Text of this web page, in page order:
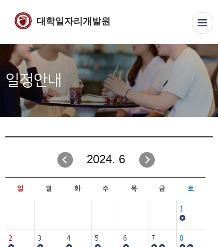
대학일자리개발원
일정안내
2024. 6
일 월 화 수 목 금 토
1
2 3 4 5 6 7 8